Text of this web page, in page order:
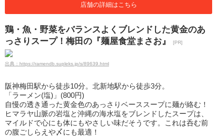
店舗の詳細はこちら
鶏・魚・野菜をバランスよくブレンドした黄金のあ
っさりスープ！梅田の『麺屋食堂まさお』
[PR]
出典：https://ramendb.supleks.jp/s/89639.html
阪神梅田駅から徒歩10分。北新地駅から徒歩3分。
「ラーメン(塩)」(800円)
自慢の透き通った黄金色のあっさりベーススープに麺が絡む！
ヒマラヤ山脈の岩塩と沖縄の海水塩をブレンドしたスープは、
マイルドで心にも体にもやさしい味だそうです。これは呑む前
の腹ごしらえや〆にも最適！